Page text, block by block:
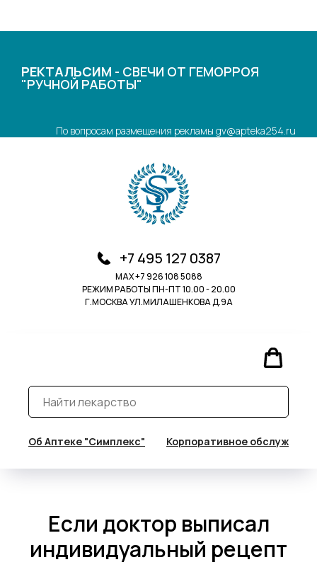
РЕКТАЛЬСИМ - СВЕЧИ ОТ ГЕМОРРОЯ
"РУЧНОЙ РАБОТЫ"
По вопросам размещения рекламы gv@apteka254.ru
+7 495 127 0387
MAX +7 926 108 5088
РЕЖИМ РАБОТЫ ПН-ПТ 10.00 - 20.00
Г.МОСКВА УЛ.МИЛАШЕНКОВА Д.9А
Об Аптеке "Симплекс" Корпоративное
Если доктор выписал
индивидуальный рецепт